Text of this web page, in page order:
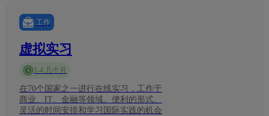
工作
虚拟实习
1-4 几个月
在70个国家之一进行在线实习，工作于
商业、IT、金融等领域。便利的形式、
灵活的时间安排和学习国际实践的机会